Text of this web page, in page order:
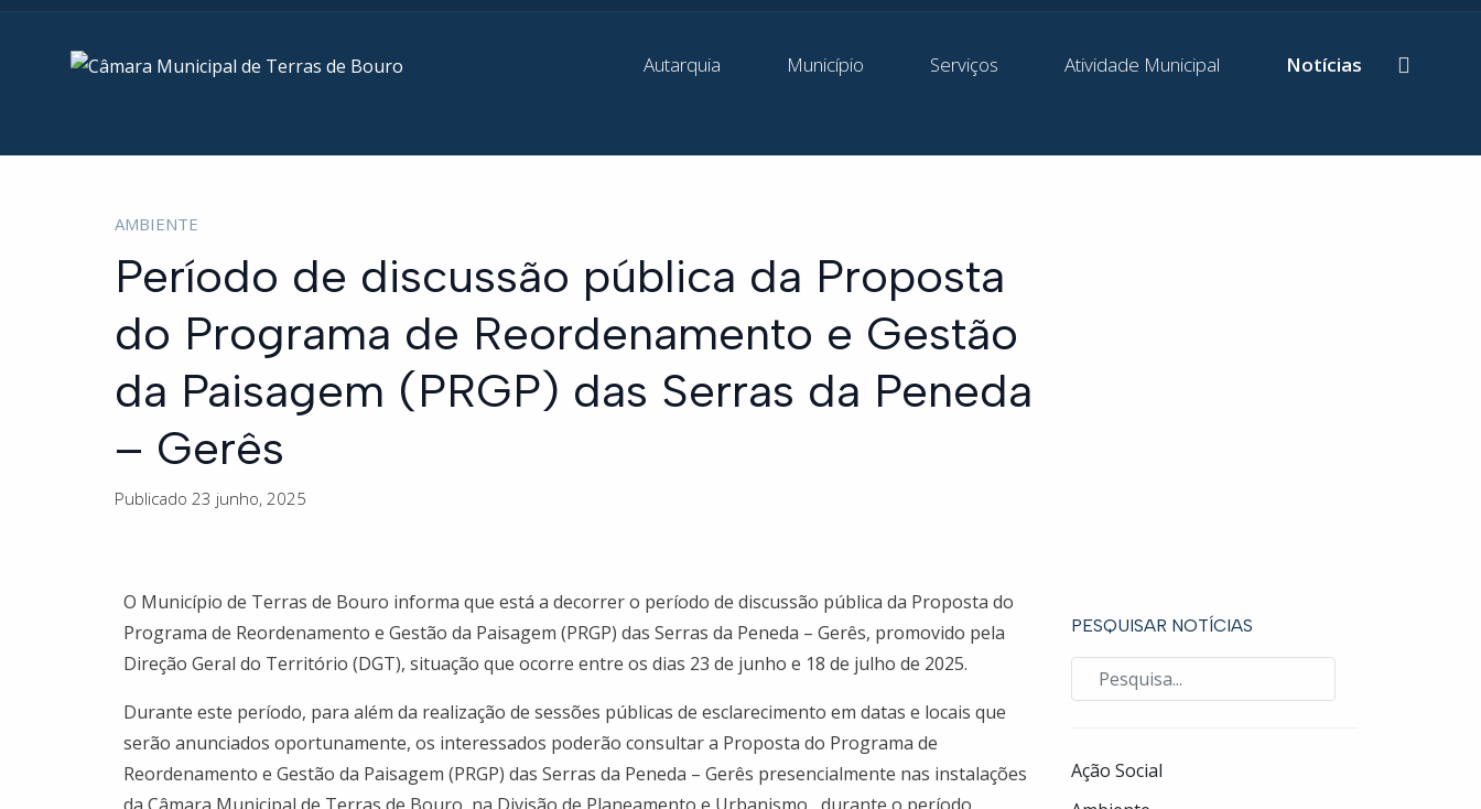
Autarquia Município Serviços Atividade Municipal Notícias
AMBIENTE
Período de discussão pública da Proposta
do Programa de Reordenamento e Gestão
da Paisagem (PRGP) das Serras da Peneda
– Gerês
Publicado 23 junho, 2025
O Município de Terras de Bouro informa que está a decorrer o período de discussão pública da Proposta do
Programa de Reordenamento e Gestão da Paisagem (PRGP) das Serras da Peneda – Gerês, promovido pela
Direção Geral do Território (DGT), situação que ocorre entre os dias 23 de junho e 18 de julho de 2025.
Durante este período, para além da realização de sessões públicas de esclarecimento em datas e locais que
serão anunciados oportunamente, os interessados poderão consultar a Proposta do Programa de
Reordenamento e Gestão da Paisagem (PRGP) das Serras da Peneda – Gerês presencialmente nas instalações
PESQUISAR NOTÍCIAS
Ação Social